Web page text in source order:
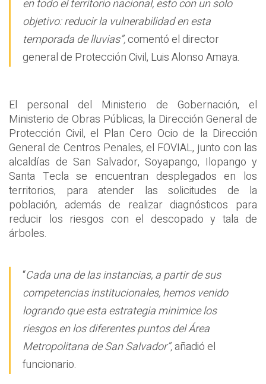
en todo el territorio nacional, esto con un solo
objetivo: reducir la vulnerabilidad en esta
temporada de lluvias”,comentó el director
general de Protección Civil, Luis Alonso Amaya.
El personal del Ministerio de Gobernación, el
Ministerio de Obras Públicas, la Dirección General de
Protección Civil, el Plan Cero Ocio de la Dirección
General de Centros Penales, el FOVIAL, junto con las
alcaldías de San Salvador, Soyapango, Ilopango y
Santa Tecla se encuentran desplegados en los
territorios, para atender las solicitudes de la
población, además de realizar diagnósticos para
reducir los riesgos con el descopado y tala de
árboles.
“Cada una de las instancias, a partir de sus
competencias institucionales, hemos venido
logrando que esta estrategia minimice los
riesgos en los diferentes puntos del Área
Metropolitana de San Salvador”,añadió el
funcionario.